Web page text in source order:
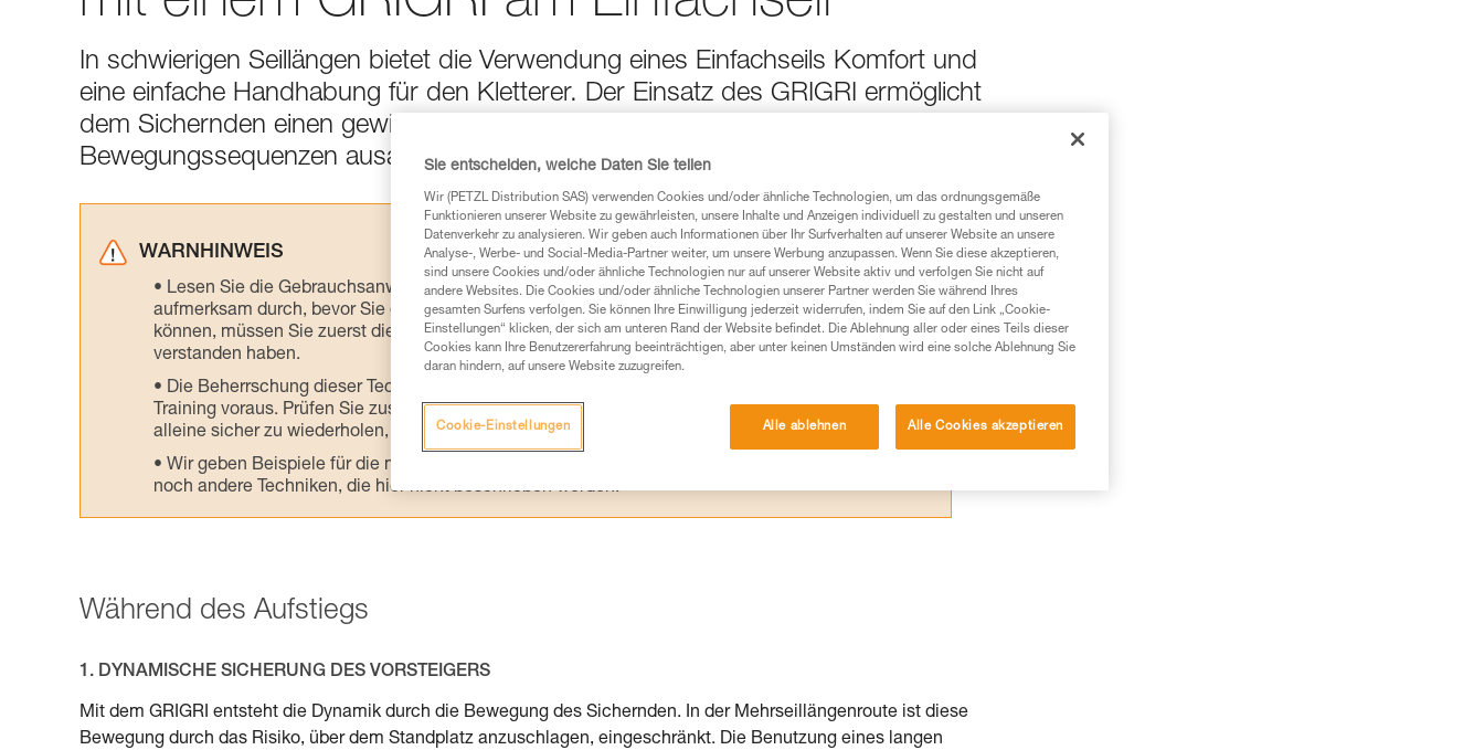
In schwierigen Seillängen bietet die Verwendung eines Einfachseils Komfort und
eine einfache Handhabung für den Kletterer. Der Einsatz des GRIGRI ermöglicht
dem Sichernden einen gewissen Komfort, wenn der Vorsteiger bestimmte
Bewegungssequenzen ausarbeiten muss.
WARNHINWEIS
Lesen Sie die Gebrauchsanweisungen der Produkte, um die es in diesem Tech Tipp geht,
aufmerksam durch, bevor Sie diesen zu Rate ziehen. Um diese Zusatzinformationen verstehen zu
können, müssen Sie zuerst die in der Gebrauchsanweisung enthaltenen Informationen richtig
verstanden haben.
Die Beherrschung dieser Techniken setzt eine entsprechende Ausbildung und ein spezielles
Training voraus. Prüfen Sie zusammen mit einem Profi, ob Sie in der Lage sind, den Vorgang
alleine sicher zu wiederholen, bevor Sie ihn eigenständig durchführen.
Wir geben Beispiele für die mit Ihrer Aktivität verbundenen Techniken. Möglicherweise gibt es
noch andere Techniken, die hier nicht beschrieben werden.
Während des Aufstiegs
1. DYNAMISCHE SICHERUNG DES VORSTEIGERS
Mit dem GRIGRI entsteht die Dynamik durch die Bewegung des Sichernden. In der Mehrseillängenroute ist diese
Bewegung durch das Risiko, über dem Standplatz anzuschlagen, eingeschränkt. Die Benutzung eines langen
Sie entscheiden, welche Daten Sie teilen
Wir (PETZL Distribution SAS) verwenden Cookies und/oder ähnliche Technologien, um das ordnungsgemäße
Funktionieren unserer Website zu gewährleisten, unsere Inhalte und Anzeigen individuell zu gestalten und unseren
Datenverkehr zu analysieren. Wir geben auch Informationen über Ihr Surfverhalten auf unserer Website an unsere
Analyse-, Werbe- und Social-Media-Partner weiter, um unsere Werbung anzupassen. Wenn Sie diese akzeptieren,
sind unsere Cookies und/oder ähnliche Technologien nur auf unserer Website aktiv und verfolgen Sie nicht auf
andere Websites. Die Cookies und/oder ähnliche Technologien unserer Partner werden Sie während Ihres
gesamten Surfens verfolgen. Sie können Ihre Einwilligung jederzeit widerrufen, indem Sie auf den Link „Cookie-
Einstellungen“ klicken, der sich am unteren Rand der Website befindet. Die Ablehnung aller oder eines Teils dieser
Cookies kann Ihre Benutzererfahrung beeinträchtigen, aber unter keinen Umständen wird eine solche Ablehnung Sie
daran hindern, auf unsere Website zuzugreifen.
Alle ablehnen Alle Cookies akzeptieren
Cookie-Einstellungen